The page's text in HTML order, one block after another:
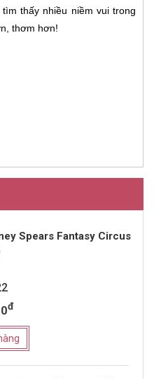
thấy nhiều niềm vui trong
thơm hơn!
Spears Fantasy Circus
đ